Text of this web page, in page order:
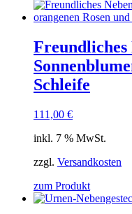
Freundliches
Schleife
111,00 €
inkl. 7 % MwSt.
zzgl. Versandkosten
zum Produkt